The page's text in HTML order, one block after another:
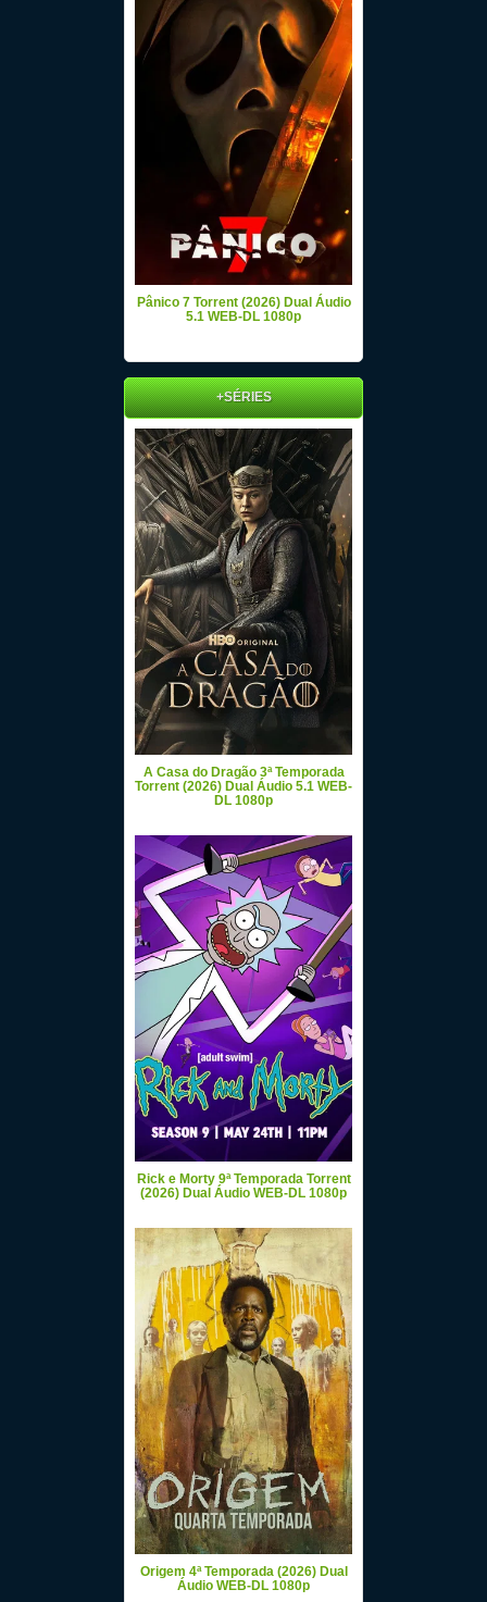
Pânico 7 Torrent (2026) Dual Áudio
5.1 WEB-DL 1080p
+SÉRIES
A Casa do Dragão 3ª Temporada
Torrent (2026) Dual Áudio 5.1 WEB-
DL 1080p
Rick e Morty 9ª Temporada Torrent
(2026) Dual Áudio WEB-DL 1080p
Origem 4ª Temporada (2026) Dual
Áudio WEB-DL 1080p